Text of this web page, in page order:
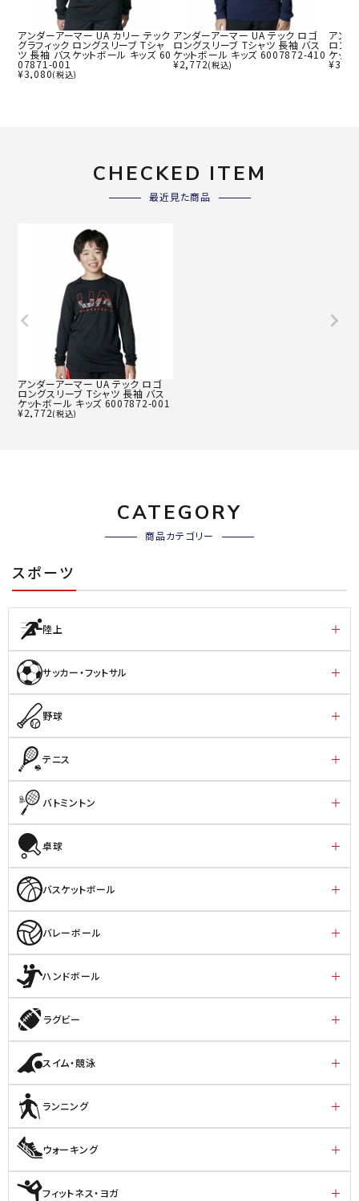
アンダーアーマー UA カリー テック
グラフィック ロングスリーブ Tシャ
ツ 長袖 バスケットボール キッズ 60
07871-001
¥3,080(税込)
アンダーアーマー UA テック ロゴ
ロングスリーブ Tシャツ 長袖 バス
ケットボール キッズ 6007872-410
¥2,772(税込)
アン
ロン
ケッ
¥
CHECKED ITEM
最近見た商品
アンダーアーマー UA テック ロゴ
ロングスリーブ Tシャツ 長袖 バス
ケットボール キッズ 6007872-001
¥2,772(税込)
CATEGORY
商品カテゴリー
スポーツ
陸上
サッカー・フットサル
野球
テニス
バトミントン
卓球
バスケットボール
バレーボール
ハンドボール
ラグビー
スイム・競泳
ランニング
ウォーキング
フィットネス・ヨガ